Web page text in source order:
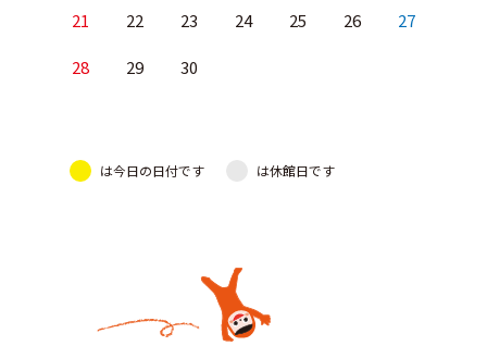
21 22 23 24 25 26 27
28 29 30
は今日の日付です は休館日です